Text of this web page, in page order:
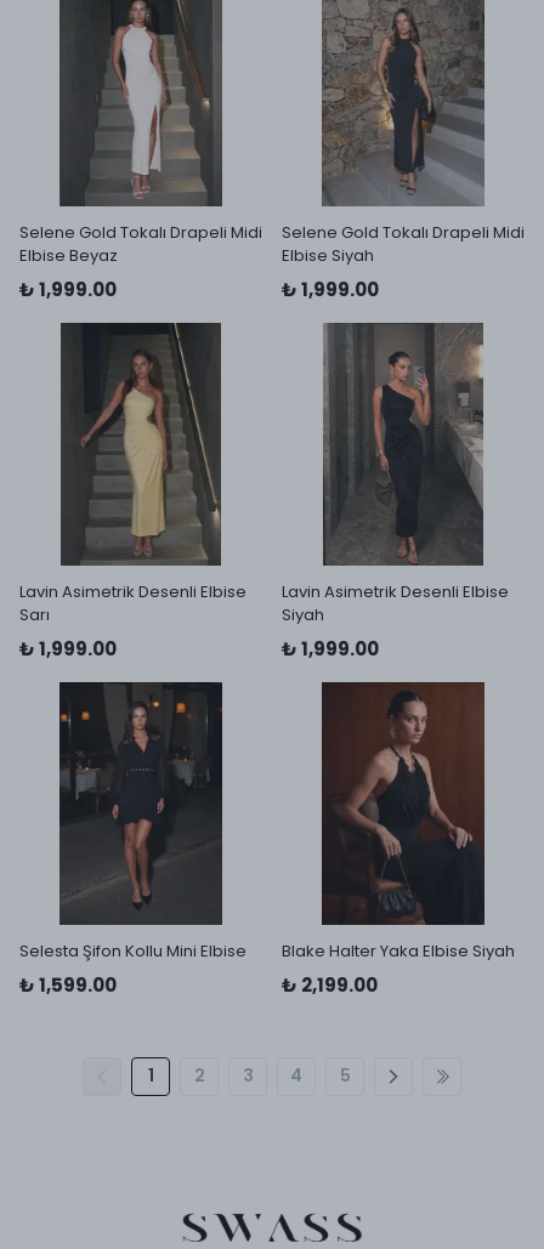
Selene Gold Tokalı Drapeli Midi
Elbise Beyaz
₺ 1,999.00
Selene Gold Tokalı Drapeli Midi
Elbise Siyah
₺ 1,999.00
Lavin Asimetrik Desenli Elbise
Sarı
₺ 1,999.00
Lavin Asimetrik Desenli Elbise
Siyah
₺ 1,999.00
Selesta Şifon Kollu Mini Elbise
₺ 1,599.00
Blake Halter Yaka Elbise Siyah
₺ 2,199.00
1 2 3 4 5